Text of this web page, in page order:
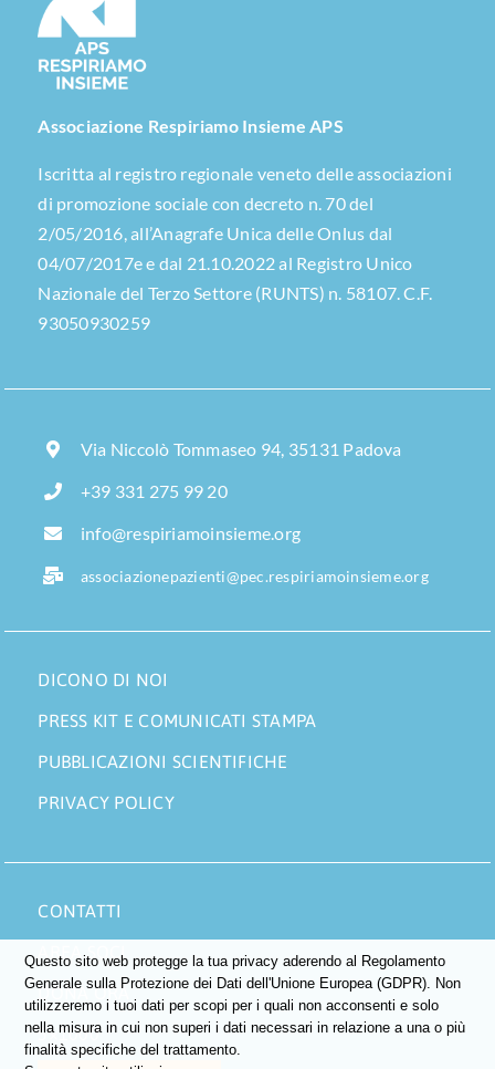
Associazione Respiriamo Insieme APS
Iscritta al registro regionale veneto delle associazioni
di promozione sociale con decreto n. 70 del
2/05/2016, all’Anagrafe Unica delle Onlus dal
04/07/2017e e dal 21.10.2022 al Registro Unico
Nazionale del Terzo Settore (RUNTS) n. 58107. C.F.
93050930259
Via Niccolò Tommaseo 94, 35131 Padova
+39 331 275 99 20
info@respiriamoinsieme.org
associazionepazienti@pec.respiriamoinsieme.org
DICONO DI NOI
PRESS KIT E COMUNICATI STAMPA
PUBBLICAZIONI SCIENTIFICHE
PRIVACY POLICY
CONTATTI
AREA SOCI
DONA ORA
5×1000
Questo sito web protegge la tua privacy aderendo al Regolamento
Generale sulla Protezione dei Dati dell'Unione Europea (GDPR). Non
utilizzeremo i tuoi dati per scopi per i quali non acconsenti e solo
nella misura in cui non superi i dati necessari in relazione a una o più
finalità specifiche del trattamento.